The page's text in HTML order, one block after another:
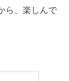
ら、楽しんで